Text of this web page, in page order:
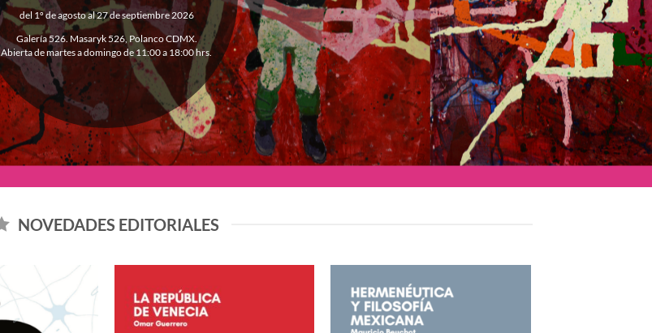
del 1º de agosto al 27 de septiembre 2026
Galería 526. Masaryk 526, Polanco CDMX.
Abierta de martes a domingo de 11:00 a 18:00 hrs.
NOVEDADES EDITORIALES